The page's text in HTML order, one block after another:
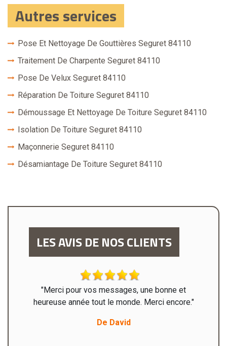
Autres services
Pose Et Nettoyage De Gouttières Seguret 84110
Traitement De Charpente Seguret 84110
Pose De Velux Seguret 84110
Réparation De Toiture Seguret 84110
Démoussage Et Nettoyage De Toiture Seguret 84110
Isolation De Toiture Seguret 84110
Maçonnerie Seguret 84110
Désamiantage De Toiture Seguret 84110
LES AVIS DE NOS CLIENTS
"Merci pour vos messages, une bonne et
heureuse année tout le monde. Merci encore."
De David